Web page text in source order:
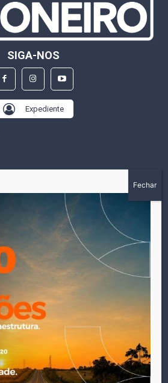
SIGA-NOS
Expediente
em fevereiro de 2005 em
como um jornal impresso semanal,
assinantes. Durante 15 anos, foram
que narraram os acontecimentos
de Canarana e região. Fiel a sua
pela busca incessante da
sua logo, com o característico "avião
sendo o símbolo do
veículo de comunicação com o
Em 06 de dezembro de 2019
impressa do jornal, que desde então
online.